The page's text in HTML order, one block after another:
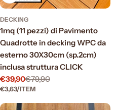
DECKING
1mq (11 pezzi) di Pavimento
Quadrotte in decking WPC da
esterno 30X30cm (sp.2cm)
inclusa struttura CLICK
Prezzo
di
vendita
€39,90
Prezzo
normale
€79,90
PREZZO
€3,63/PER
ITEM